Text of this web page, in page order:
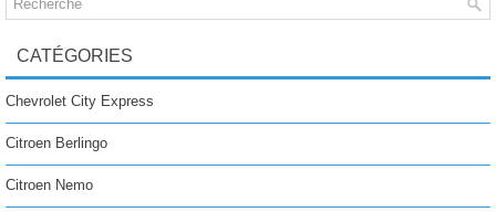
CATÉGORIES
Chevrolet City Express
Citroen Berlingo
Citroen Nemo